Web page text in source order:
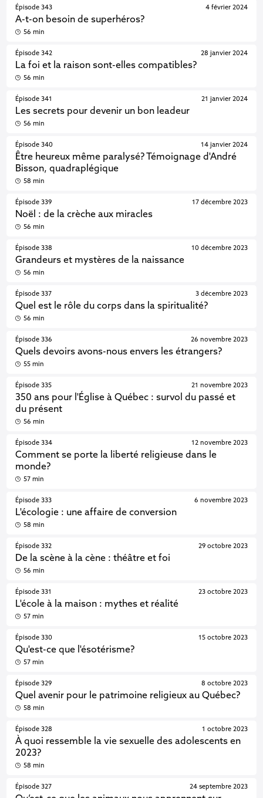
Épisode 343
A-t-on besoin de superhéros?
4 février 2024
56 min
Épisode 342
La foi et la raison sont-elles compatibles?
28 janvier 2024
56 min
Épisode 341
Les secrets pour devenir un bon leadeur
21 janvier 2024
56 min
Épisode 340
Être heureux même paralysé? Témoignage d'André
Bisson, quadraplégique
14 janvier 2024
58 min
Épisode 339
Noël : de la crèche aux miracles
17 décembre 2023
56 min
Épisode 338
Grandeurs et mystères de la naissance
10 décembre 2023
56 min
Épisode 337
Quel est le rôle du corps dans la spiritualité?
3 décembre 2023
56 min
Épisode 336
Quels devoirs avons-nous envers les étrangers?
26 novembre 2023
55 min
Épisode 335
350 ans pour l'Église à Québec : survol du passé et
du présent
21 novembre 2023
56 min
Épisode 334
Comment se porte la liberté religieuse dans le
monde?
12 novembre 2023
57 min
Épisode 333
L'écologie : une affaire de conversion
6 novembre 2023
58 min
Épisode 332
De la scène à la cène : théâtre et foi
29 octobre 2023
56 min
Épisode 331
L'école à la maison : mythes et réalité
23 octobre 2023
57 min
Épisode 330
Qu'est-ce que l'ésotérisme?
15 octobre 2023
57 min
Épisode 329
Quel avenir pour le patrimoine religieux au Québec?
8 octobre 2023
58 min
Épisode 328
À quoi ressemble la vie sexuelle des adolescents en
2023?
1 octobre 2023
58 min
Épisode 327 24 septembre 2023